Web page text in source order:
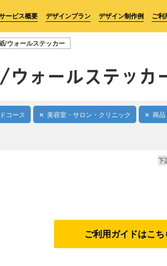
ービス概要 デザインプラン デザイン制作例 ご利
/ウォールステッカー
ウォールステッカ
コース 美容室・サロン・クリニック 商
下
ご利用ガイドはこ